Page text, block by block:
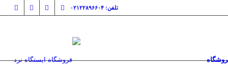
تلفن: ۰۲۱۲۲۸۹۶۶۰۴